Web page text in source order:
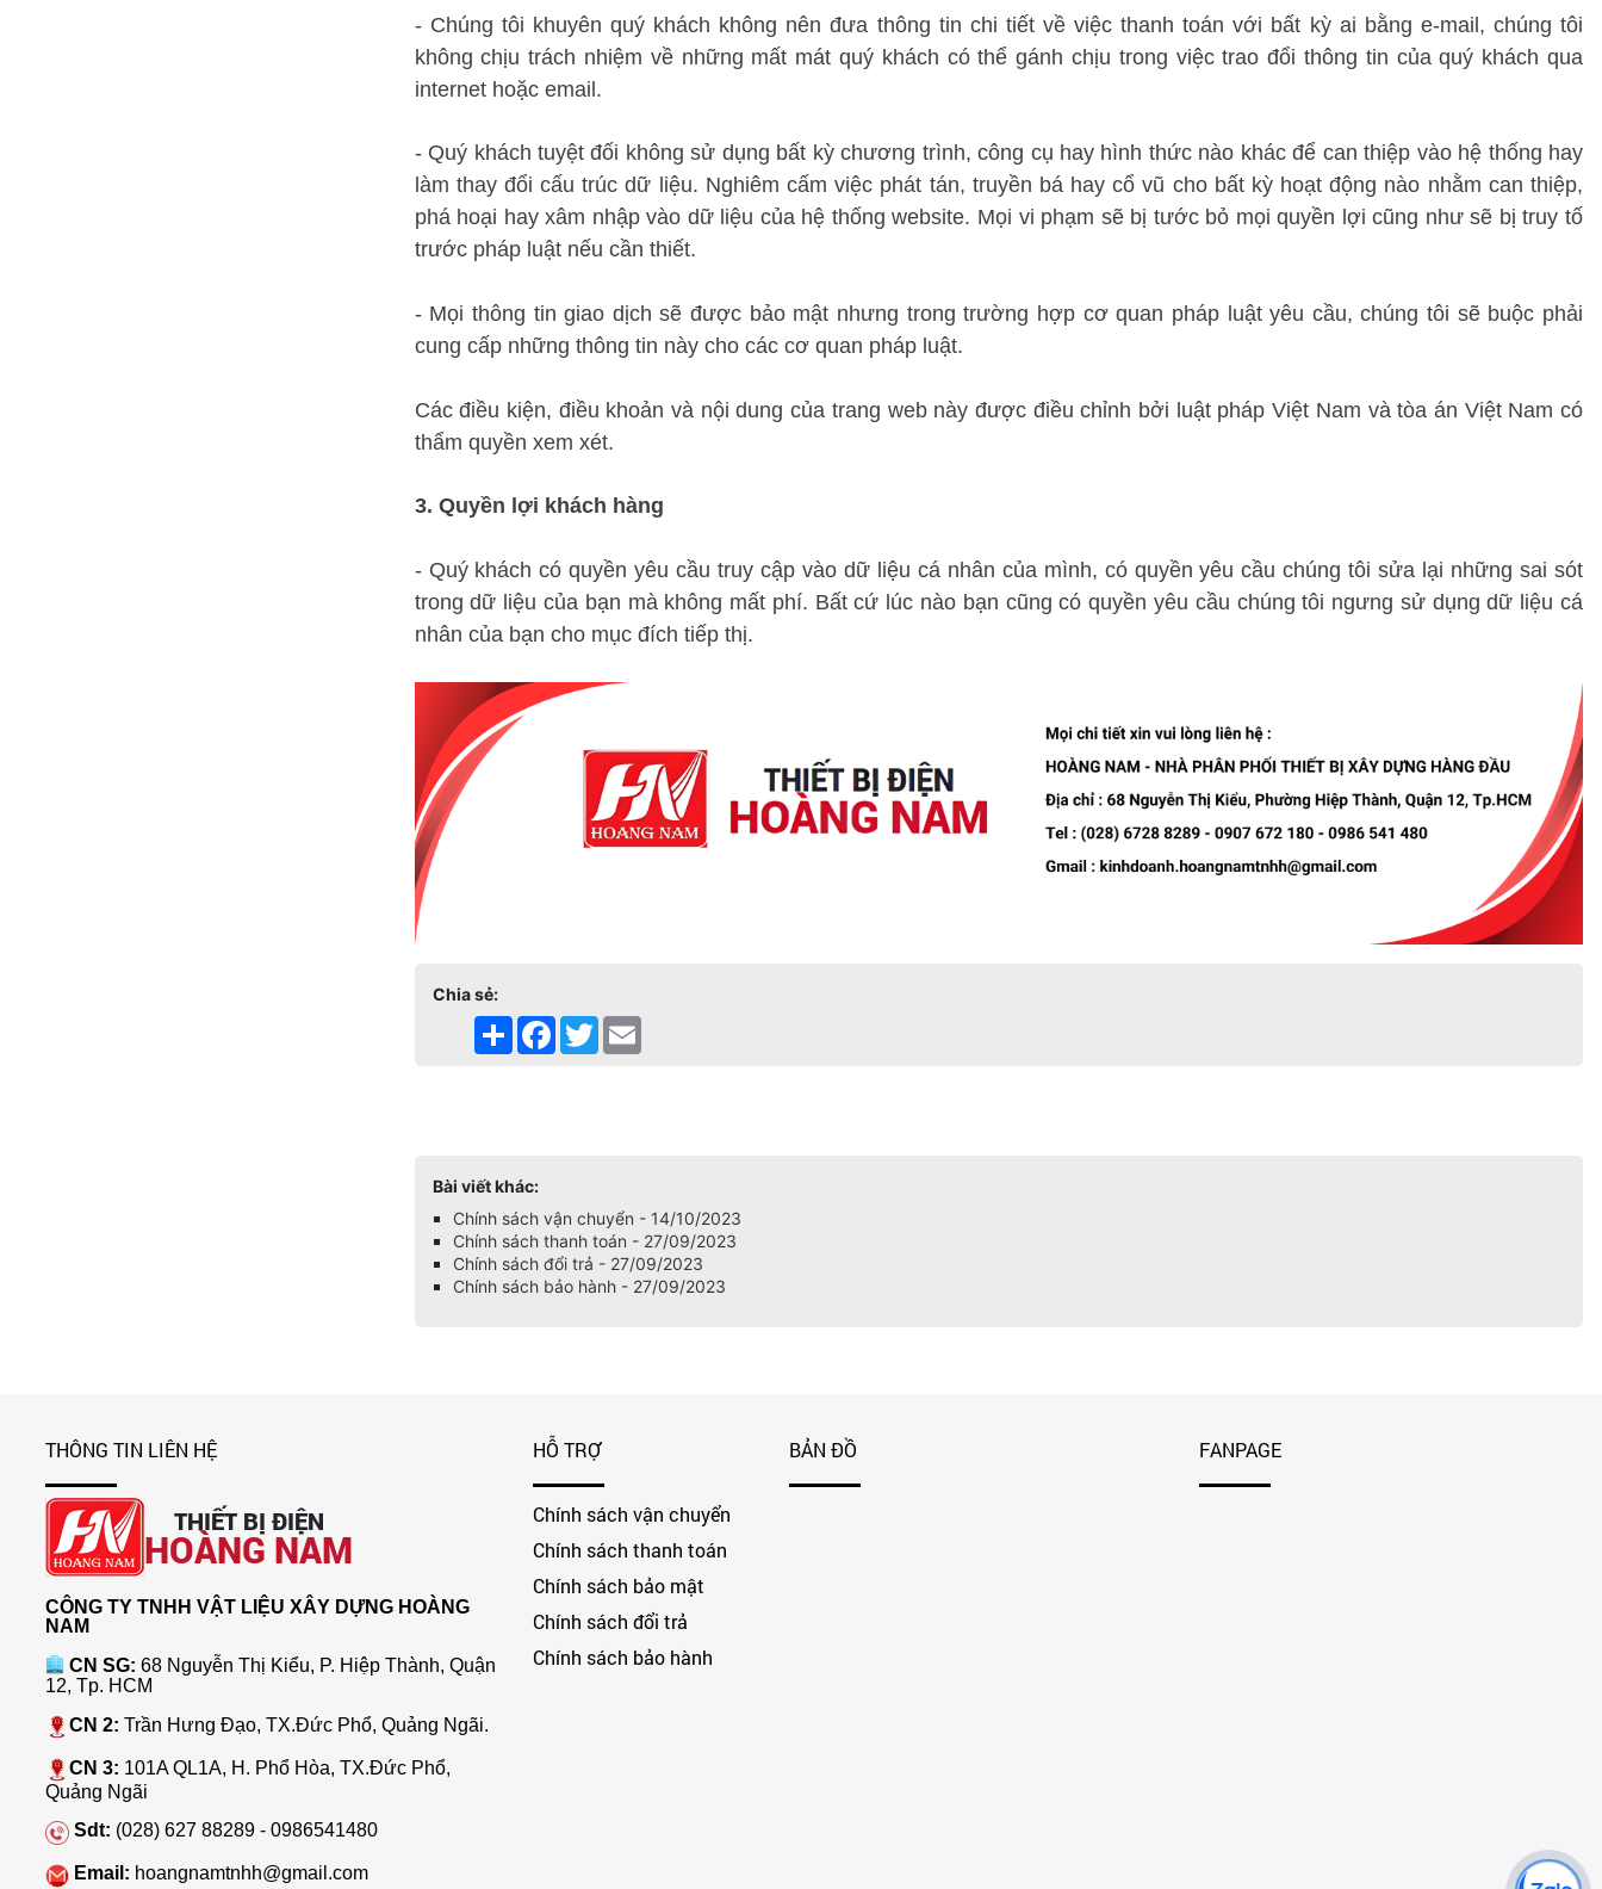
- Chúng tôi khuyên quý khách không nên đưa thông tin chi tiết về việc thanh toán với bất kỳ ai bằng e-mail, chúng tôi
không chịu trách nhiệm về những mất mát quý khách có thể gánh chịu trong việc trao đổi thông tin của quý khách qua
internet hoặc email.
- Quý khách tuyệt đối không sử dụng bất kỳ chương trình, công cụ hay hình thức nào khác để can thiệp vào hệ thống hay
làm thay đổi cấu trúc dữ liệu. Nghiêm cấm việc phát tán, truyền bá hay cổ vũ cho bất kỳ hoạt động nào nhằm can thiệp,
phá hoại hay xâm nhập vào dữ liệu của hệ thống website. Mọi vi phạm sẽ bị tước bỏ mọi quyền lợi cũng như sẽ bị truy tố
trước pháp luật nếu cần thiết.
- Mọi thông tin giao dịch sẽ được bảo mật nhưng trong trường hợp cơ quan pháp luật yêu cầu, chúng tôi sẽ buộc phải
cung cấp những thông tin này cho các cơ quan pháp luật.
Các điều kiện, điều khoản và nội dung của trang web này được điều chỉnh bởi luật pháp Việt Nam và tòa án Việt Nam có
thẩm quyền xem xét.
3. Quyền lợi khách hàng
- Quý khách có quyền yêu cầu truy cập vào dữ liệu cá nhân của mình, có quyền yêu cầu chúng tôi sửa lại những sai sót
trong dữ liệu của bạn mà không mất phí. Bất cứ lúc nào bạn cũng có quyền yêu cầu chúng tôi ngưng sử dụng dữ liệu cá
nhân của bạn cho mục đích tiếp thị.
Chia sẻ:
ShareFacebook
TwitterEmail
Bài viết khác:
Chính sách vận chuyển - 14/10/2023
Chính sách thanh toán - 27/09/2023
Chính sách đổi trả - 27/09/2023
Chính sách bảo hành - 27/09/2023
THÔNG TIN LIÊN HỆ
THIẾT BỊ ĐIỆN
HOÀNG NAM
CÔNG TY TNHH VẬT LIỆU XÂY DỰNG HOÀNG
NAM
CN SG: 68 Nguyễn Thị Kiểu, P. Hiệp Thành, Quận
12, Tp. HCM
CN 2: Trần Hưng Đạo, TX.Đức Phổ, Quảng Ngãi.
CN 3: 101A QL1A, H. Phổ Hòa, TX.Đức Phổ,
Quảng Ngãi
Sdt: (028) 627 88289 - 0986541480
Email: hoangnamtnhh@gmail.com
HỖ TRỢ
Chính sách vận chuyển
Chính sách thanh toán
Chính sách bảo mật
Chính sách đổi trả
Chính sách bảo hành
BẢN ĐỒ FANPAGE